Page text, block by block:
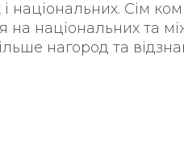
національних. Сім
на національних та
нагород та